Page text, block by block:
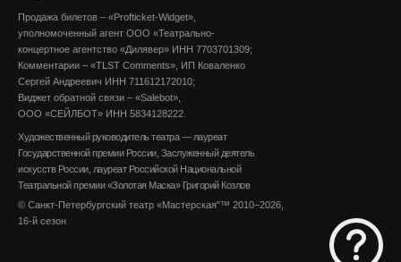
Продажа билетов – «Profticket-Widget»,
уполномоченный агент ООО «Театрально-
концертное агентство «Дилявер» ИНН 7703701309;
Комментарии – «TLST Comments», ИП Коваленко
Сергей Андреевич ИНН 711612172010;
Виджет обратной связи – «Salebot»,
ООО «СЕЙЛБОТ» ИНН 5834128222.
Художественный руководитель театра — лауреат
Государственной премии России, Заслуженный деятель
искусств России, лауреат Российской Национальной
Театральной премии «Золотая Маска» Григорий Козлов
© Санкт-Петербургский театр «Мастерская"™ 2010−2026,
16-й сезон